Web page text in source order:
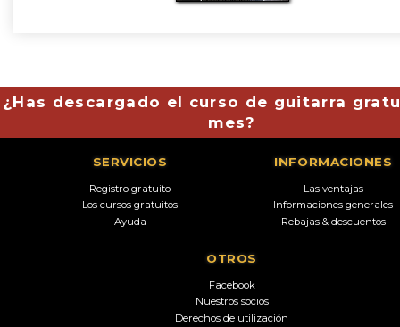
¿Has descargado el curso de guitarra
mes?
SERVICIOS
Registro gratuito
Los cursos gratuitos
Ayuda
INFORMACIONES
Las ventajas
Informaciones generales
Rebajas & descuentos
OTROS
Facebook
Nuestros socios
Derechos de utilización